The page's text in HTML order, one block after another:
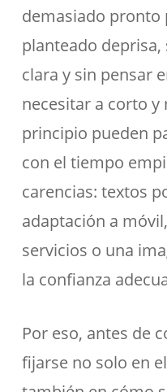
demasiado pronto
planteado
clara y sin pensar
necesitar a corto y
principio pueden
con el tiempo
carencias: textos
adaptación a
servicios o una
la confianza
Por eso, antes de
fijarse no solo en